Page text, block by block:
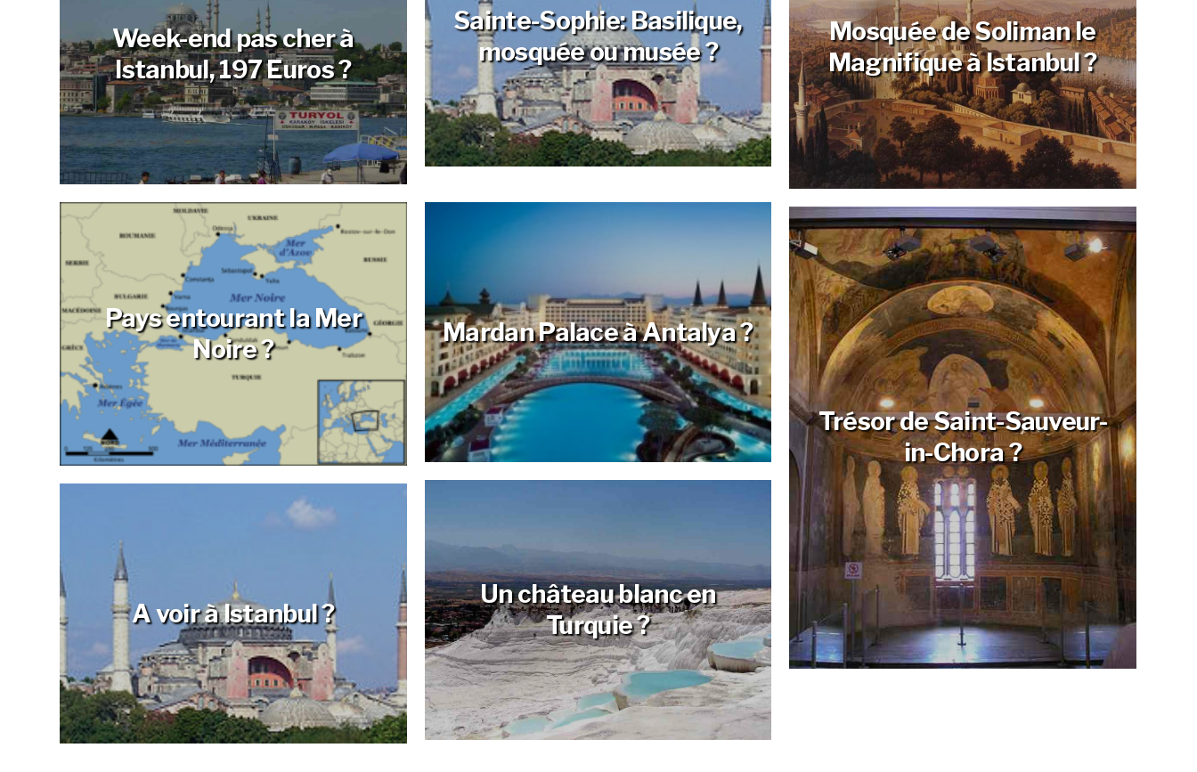
Sainte-Sophie: Basilique,
mosquée ou musée ?
Mosquée de Soliman le
Magnifique à Istanbul ?
Week-end pas cher à
Istanbul, 197 Euros ?
ou Istanbul ?
Pays entourant la Mer
Noire ?
Mardan Palace à Antalya ?
Trésor de Saint-Sauveur-
in-Chora ?
Un château blanc en
Turquie ?
A voir à Istanbul ?